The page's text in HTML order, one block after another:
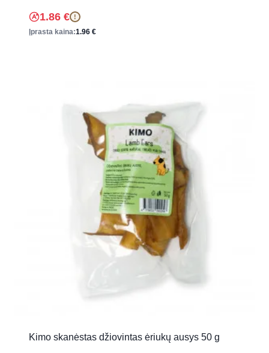
1.86 € !
Įprasta kaina:1.96 €
Kimo skanėstas džiovintas ėriukų ausys 50 g